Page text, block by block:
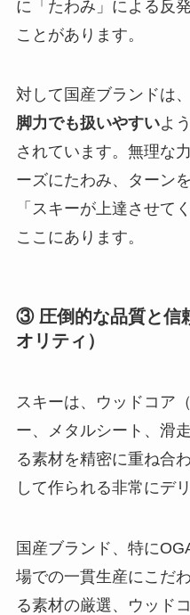
に「たわみ」による反
ことがあります。
対して国産ブランドは、
脚力でも扱いやすいよ
されています。無理な
ーズにたわみ、ターン
「スキーが上達させて
ここにあります。
③ 圧倒的な品質と信
オリティ）
スキーは、ウッドコア
ー、メタルシート、滑
る素材を精密に重ね合
して作られる非常にデ
国産ブランド、特に
場での一貫生産にこだ
る素材の厳選、ウッド